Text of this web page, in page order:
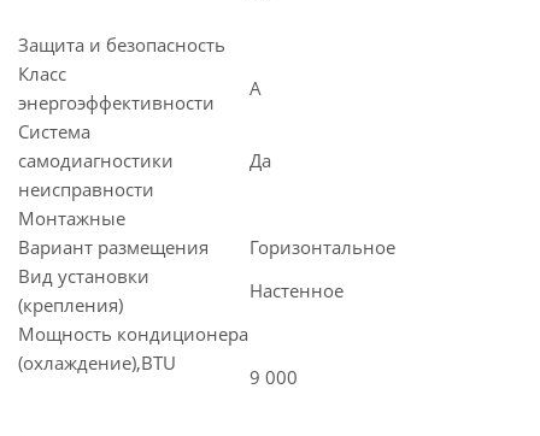
Защита и безопасность
Класс
энергоэффективности
A
Система
самодиагностики
неисправности
Да
Монтажные
Вариант размещения
Горизонтальное
Вид установки
(крепления)
Настенное
Мощность кондиционера
(охлаждение),BTU
9 000